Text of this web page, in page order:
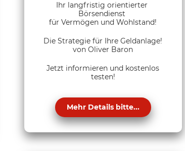
Ihr langfristig orientierter
Börsendienst
für Vermögen und Wohlstand!
Die Strategie für Ihre Geldanlage!
von Oliver Baron
Jetzt informieren und kostenlos
testen!
Mehr Details bitte...